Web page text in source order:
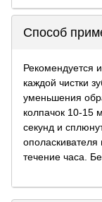
Способ
Рекомендуется
каждой чистки
уменьшения
колпачок 10-15
секунд и
течение часа.